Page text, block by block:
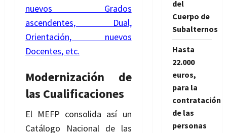
nuevos Grados
ascendentes, Dual,
Orientación, nuevos
Docentes, etc.
Modernización de
las Cualificaciones
El MEFP consolida así un
Catálogo Nacional de las
del
Cuerpo de
Subalternos
Hasta
22.000
euros,
para la
contratación
de las
personas